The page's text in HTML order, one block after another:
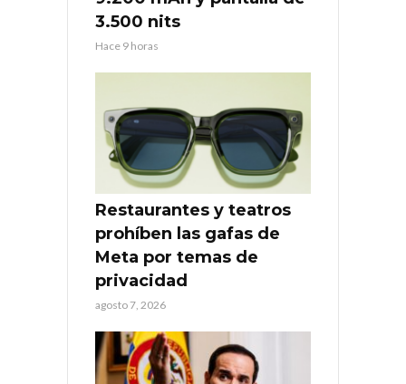
3.500 nits
Hace 9 horas
Restaurantes y teatros
prohíben las gafas de
Meta por temas de
privacidad
agosto 7, 2026